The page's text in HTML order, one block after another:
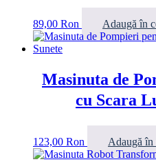
89,00 Ron Adaugă în
Masinuta de
cu Scara
123,00 Ron Adaugă în